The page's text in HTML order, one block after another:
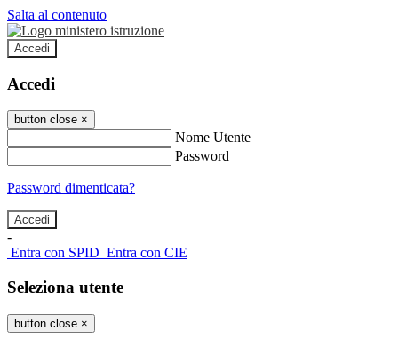
Salta al contenuto
Accedi
Accedi
button close ×
Nome Utente
Password
Password dimenticata?
-
Entra con SPID Entra con CIE
Seleziona utente
button close ×